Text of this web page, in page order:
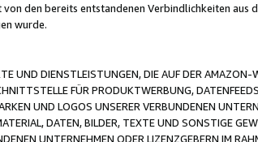
den bereits entstandenen Verbindlichkeiten aus
wurde.
UND DIENSTLEISTUNGEN, DIE AUF DER
FÜR PRODUKTWERBUNG,
UND LOGOS UNSERER VERBUNDENEN
DATEN, BILDER, TEXTE UND SONSTIGE
UNTERNEHMEN ODER LIZENZGEBERN IM